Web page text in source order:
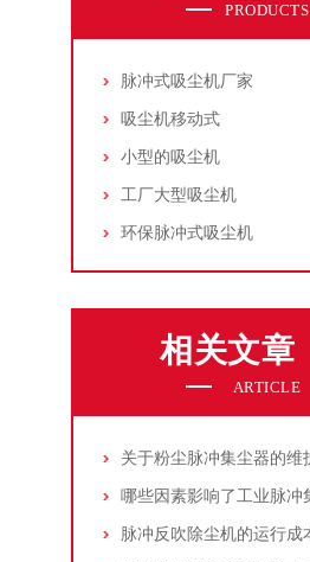
PRODUCTS
脉冲式吸尘机厂家
吸尘机移动式
小型的吸尘机
工厂大型吸尘机
环保脉冲式吸尘机
相关文章
ARTICLE